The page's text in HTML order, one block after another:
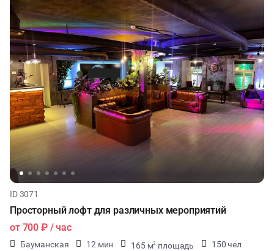
ТИМБИЛДИНГ
ID 3071
Просторный лофт для различных мероприятий
от 700 ₽/ час
Бауманская 12 мин 165 м2 площадь
150 чел